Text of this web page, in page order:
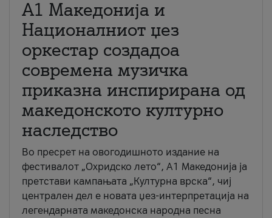
А1 Македонија и
Националниот џез
оркестар создадоа
современа музичка
приказна инспирирана од
македонското културно
наследство
Во пресрет на овогодишното издание на
фестивалот „Охридско лето“, А1 Македонија ја
претстави кампањата „Културна врска“, чиј
централен дел е новата џез-интерпретација на
легендарната македонска народна песна